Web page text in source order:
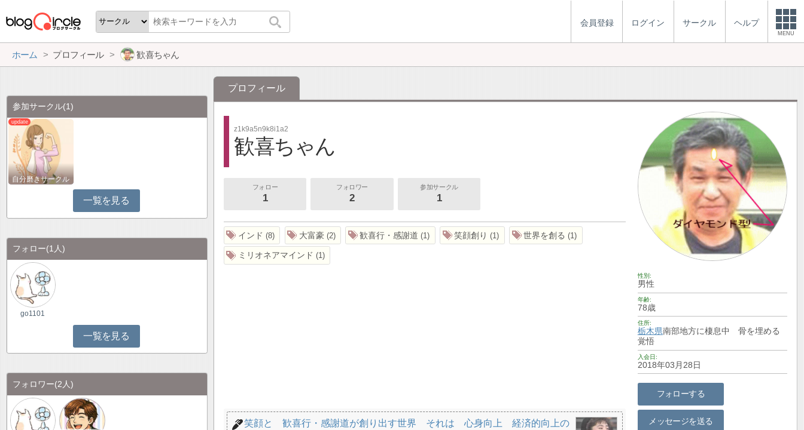
会員登録 ログイン サークル ヘルプ
MENU
ホーム プロフィール 歓喜ちゃん
プロフィール
z1k9a5n9k8i1a2
歓喜ちゃん
フォロー
1
フォロワー
2
参加サークル
1
性別
男性
年齢
78歳
住所
栃木県南部地方に棲息中 骨を埋める
覚悟
入会日
2018年03月28日
フォローする
メッセージを送る
インド 8 大富豪 2 歓喜行・感謝道 1 笑顔創り 1 世界を創る 1
ミリオネアマインド 1
笑顔と 歓喜行・感謝道が創り出す世界 それは 心身向上 経済的向上の
参加サークル(1)
自分磨きサークル
一覧を見る
フォロー(1人)
go1101
一覧を見る
フォロワー(2人)